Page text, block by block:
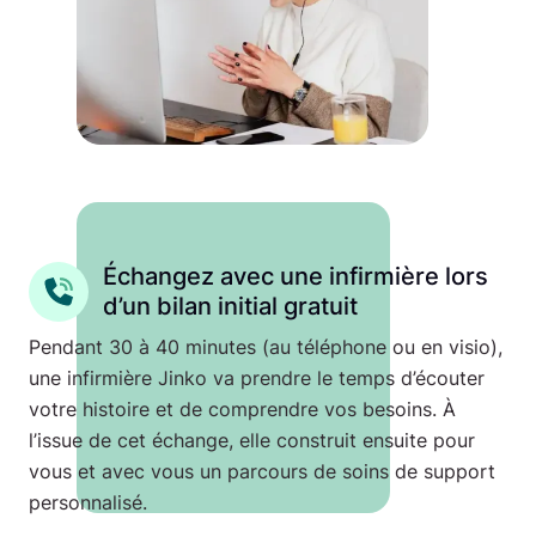
Échangez avec une infirmière lors
d’un bilan initial gratuit
Pendant 30 à 40 minutes (au téléphone ou en visio),
une infirmière Jinko va prendre le temps d’écouter
votre histoire et de comprendre vos besoins. À
l’issue de cet échange, elle construit ensuite pour
vous et avec vous un parcours de soins de support
personnalisé.